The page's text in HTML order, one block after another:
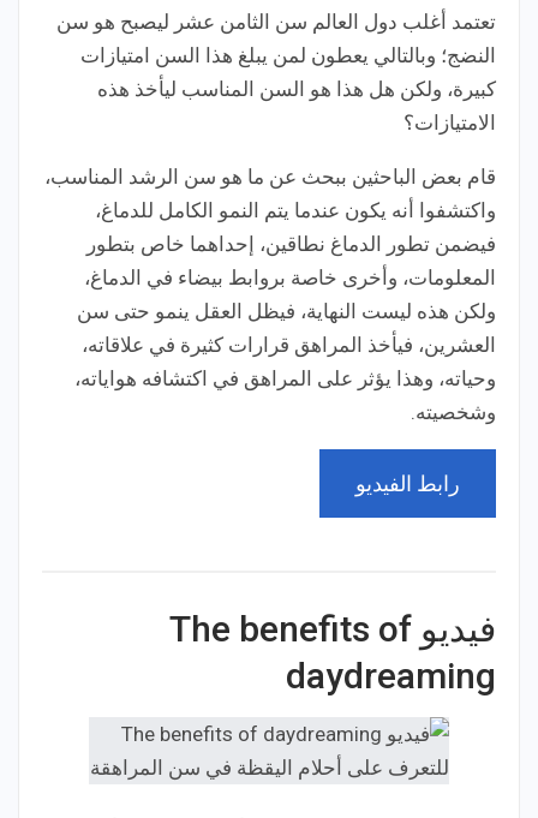
تعتمد أغلب دول العالم سن الثامن عشر ليصبح هو سن
النضج؛ وبالتالي يعطون لمن يبلغ هذا السن امتيازات
كبيرة، ولكن هل هذا هو السن المناسب ليأخذ هذه
الامتيازات؟
قام بعض الباحثين ببحث عن ما هو سن الرشد المناسب،
واكتشفوا أنه يكون عندما يتم النمو الكامل للدماغ،
فيضمن تطور الدماغ نطاقين، إحداهما خاص بتطور
المعلومات، وأخرى خاصة بروابط بيضاء في الدماغ،
ولكن هذه ليست النهاية، فيظل العقل ينمو حتى سن
العشرين، فيأخذ المراهق قرارات كثيرة في علاقاته،
وحياته، وهذا يؤثر على المراهق في اكتشافه هواياته،
وشخصيته.
رابط الفيديو
فيديو The benefits of
daydreaming